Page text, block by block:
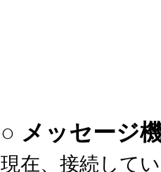
○ メッセージ
現在、接続して